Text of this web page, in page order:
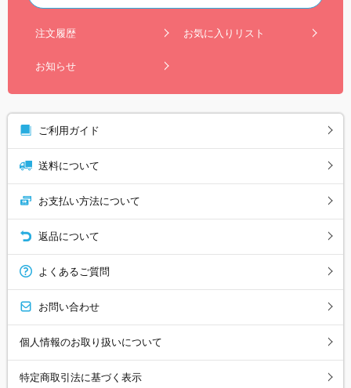
注文履歴 お気に入りリスト
お知らせ
ご利用ガイド
送料について
お支払い方法について
返品について
よくあるご質問
お問い合わせ
個人情報のお取り扱いについて
特定商取引法に基づく表示